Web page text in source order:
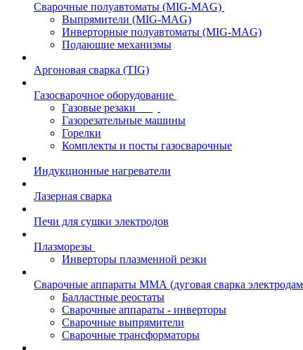
Сварочные полуавтоматы (MIG-MAG)
Выпрямители (MIG-MAG)
Инверторные полуавтоматы (MIG-MAG)
Подающие механизмы
Аргоновая сварка (TIG)
Газосварочное оборудование
Газовые резаки
Газорезательные машины
Горелки
Комплекты и посты газосварочные
Индукционные нагреватели
Лазерная сварка
Печи для сушки электродов
Плазморезы
Инверторы плазменной резки
Сварочные аппараты ММА (дуговая сварка
Балластные реостаты
Сварочные аппараты - инверторы
Сварочные выпрямители
Сварочные трансформаторы